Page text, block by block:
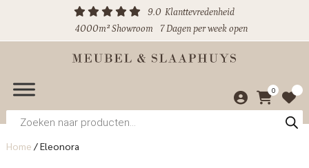
9.0 Klanttevredenheid
4000m² Showroom
7 Dagen per week open
0
Producten
zoeken
Home /Eleonora